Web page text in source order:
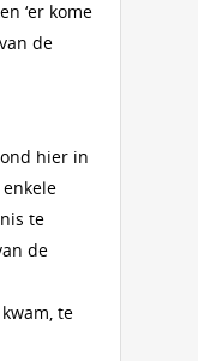
‘er kome
de
hier in
te
de
te